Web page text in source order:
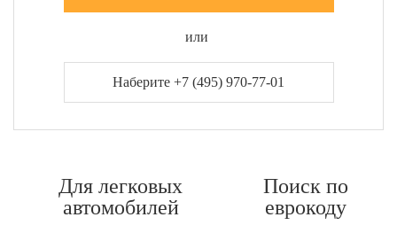
или
Наберите +7 (495) 970-77-01
Для легковых
автомобилей
Поиск по
еврокоду